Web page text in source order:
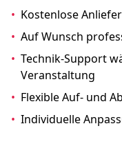
• Kostenlose
• Auf Wunsch
• Technik-Support
Veranstaltung
• Flexible Auf- und
• Individuelle